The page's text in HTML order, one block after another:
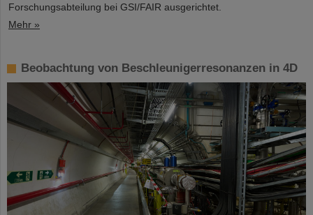
Forschungsabteilung bei GSI/FAIR ausgerichtet.
Mehr »
Beobachtung von Beschleunigerresonanzen in 4D